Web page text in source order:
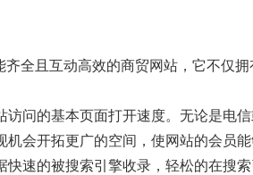
齐全且互动高效的商贸网站，它不仅
问的基本页面打开速度。无论是电信
会开拓更广的空间，使网站的会员能
速的被搜索引擎收录，轻松的在搜